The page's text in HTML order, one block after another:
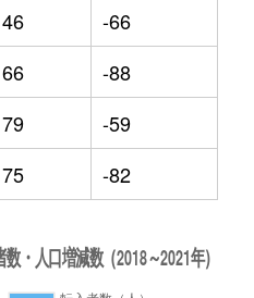
-66
-88
-59
-82